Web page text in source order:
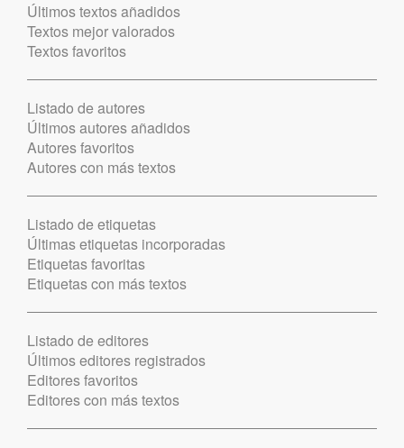
Últimos textos añadidos
Textos mejor valorados
Textos favoritos
Listado de autores
Últimos autores añadidos
Autores favoritos
Autores con más textos
Listado de etiquetas
Últimas etiquetas incorporadas
Etiquetas favoritas
Etiquetas con más textos
Listado de editores
Últimos editores registrados
Editores favoritos
Editores con más textos